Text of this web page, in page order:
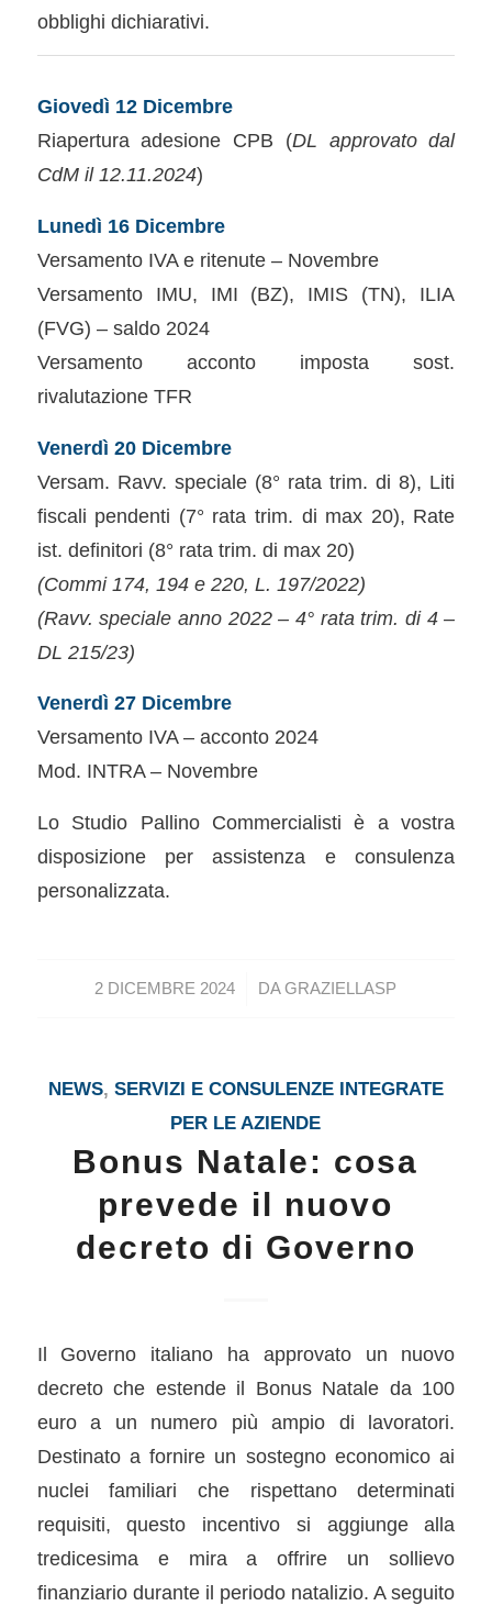
obblighi dichiarativi.
Giovedì 12 Dicembre
Riapertura adesione CPB (DL approvato dal
CdM il 12.11.2024)
Lunedì 16 Dicembre
Versamento IVA e ritenute – Novembre
Versamento IMU, IMI (BZ), IMIS (TN), ILIA
(FVG) – saldo 2024
Versamento acconto imposta sost.
rivalutazione TFR
Venerdì 20 Dicembre
Versam. Ravv. speciale (8° rata trim. di 8), Liti
fiscali pendenti (7° rata trim. di max 20), Rate
ist. definitori (8° rata trim. di max 20)
(Commi 174, 194 e 220, L. 197/2022)
(Ravv. speciale anno 2022 – 4° rata trim. di 4 –
DL 215/23)
Venerdì 27 Dicembre
Versamento IVA – acconto 2024
Mod. INTRA – Novembre
Lo Studio Pallino Commercialisti è a vostra
disposizione per assistenza e consulenza
personalizzata.
2 DICEMBRE 2024
/ DAGRAZIELLASP
NEWS, SERVIZI E CONSULENZE INTEGRATE
PER LE AZIENDE
Bonus Natale: cosa
prevede il nuovo
decreto di Governo
Il Governo italiano ha approvato un nuovo
decreto che estende il Bonus Natale da 100
euro a un numero più ampio di lavoratori.
Destinato a fornire un sostegno economico ai
nuclei familiari che rispettano determinati
requisiti, questo incentivo si aggiunge alla
tredicesima e mira a offrire un sollievo
finanziario durante il periodo natalizio. A seguito